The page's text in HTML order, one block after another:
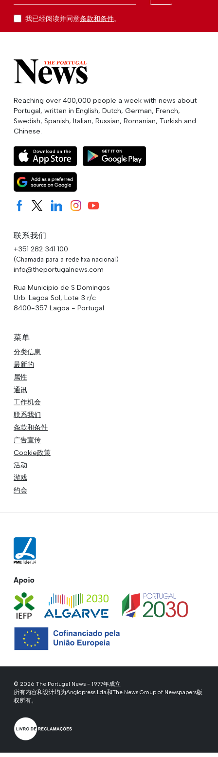
我已经阅读并同意条款和条件。
Reaching over 400,000 people a week with news about
Portugal, written in English, Dutch, German, French,
Swedish, Spanish, Italian, Russian, Romanian, Turkish and
Chinese.
联系我们
+351 282 341 100
(Chamada para a rede fixa nacional)
info@theportugalnews.com
Rua Municipio de S Domingos
Urb. Lagoa Sol, Lote 3 r/c
8400-357 Lagoa - Portugal
菜单
分类信息
最新的
属性
通讯
工作机会
联系我们
条款和条件
广告宣传
Cookie政策
活动
游戏
约会
Apoio
© 2026 The Portugal News - 1977年成立
所有内容和设计均为Anglopress Lda和The News Group of Newspapers版
权所有。